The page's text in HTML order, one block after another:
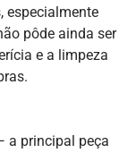
especialmente
pôde ainda ser
e a limpeza
a principal peça